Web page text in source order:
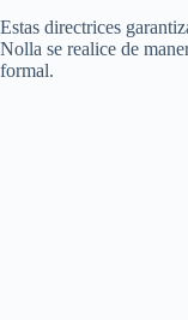
Estas directrices
Nolla se realice de
formal.